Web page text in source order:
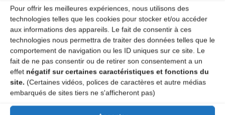
Pour offrir les meilleures expériences, nous utilisons des
technologies telles que les cookies pour stocker et/ou accéder
aux informations des appareils. Le fait de consentir à ces
technologies nous permettra de traiter des données telles que le
comportement de navigation ou les ID uniques sur ce site. Le
fait de ne pas consentir ou de retirer son consentement a un
effet négatif sur certaines caractéristiques et fonctions du
site. (Certaines vidéos, polices de caractères et autre médias
embarqués de sites tiers ne s'afficheront pas)
commentaire
Votre adresse e-mail ne sera pas publiée. Les champs
obligatoires sont indiqués avec*